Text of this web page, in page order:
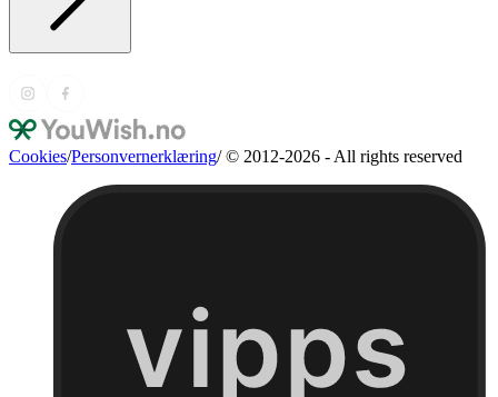
Cookies/Personvernerklæring/© 2012-2026 - All rights reserved